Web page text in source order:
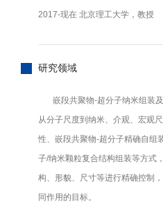
2017-现在 北京理工大学，教授
研究领域
嵌段共聚物-超分子纳米组装及
从分子尺度到纳米、介观、宏观
性、嵌段共聚物-超分子精确自组
子/纳米颗粒复合结构组装等方式
构、形貌、尺寸等进行精确控制
同作用的目标。